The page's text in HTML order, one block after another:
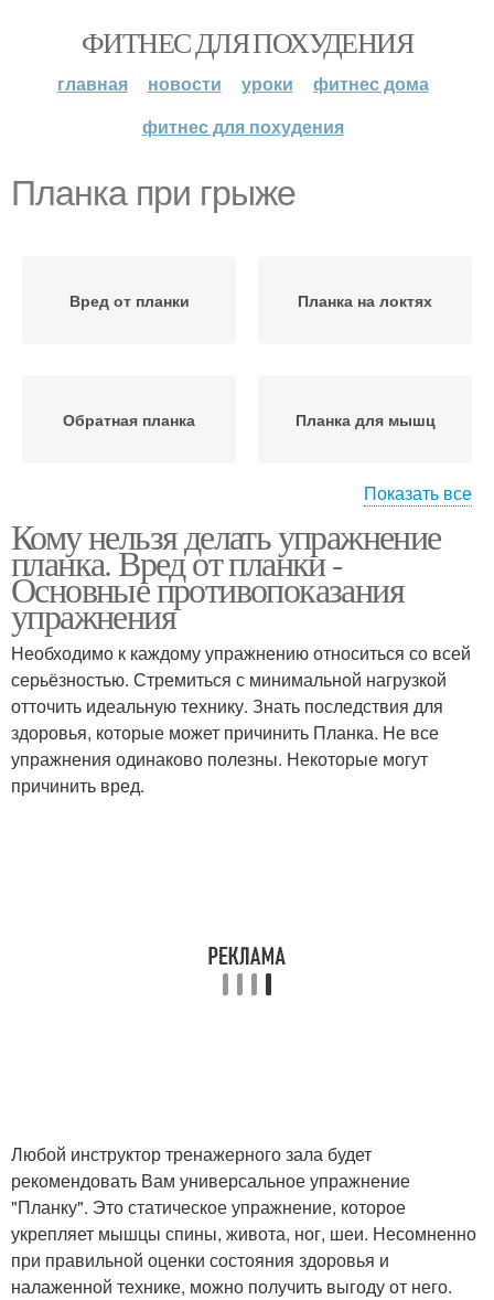
ФИТНЕС ДЛЯ ПОХУДЕНИЯ
главная новости уроки
фитнес дома
фитнес для похудения
Планка при грыже
Вред от планки Планка на локтях
Обратная планка Планка для мышц
Планки при грыже
Показать все
Кому нельзя делать упражнение
планка. Вред от планки -
Основные противопоказания
упражнения
Необходимо к каждому упражнению относиться со всей
серьёзностью. Стремиться с минимальной нагрузкой
отточить идеальную технику. Знать последствия для
здоровья, которые может причинить Планка. Не все
упражнения одинаково полезны. Некоторые могут
причинить вред.
Любой инструктор тренажерного зала будет
рекомендовать Вам универсальное упражнение
"Планку". Это статическое упражнение, которое
укрепляет мышцы спины, живота, ног, шеи. Несомненно
при правильной оценки состояния здоровья и
налаженной технике, можно получить выгоду от него.